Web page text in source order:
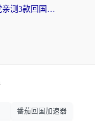
穿梭和快喵好用吗？海外党亲测3款回国加速器，附日本回国VPN避坑指南
番茄回国加速器